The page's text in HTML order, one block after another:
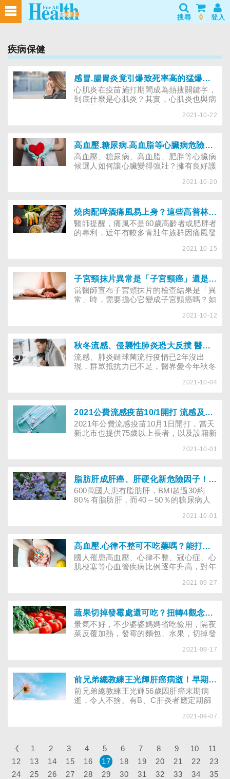
搜尋 0 登入
疾病保健
感冒.腸胃炎竟引爆致死率高的猛爆性心肌炎？怎麼警覺與治療？
心肌炎在疫苗施打期間成為熱搜關鍵字，
到底什麼是心肌炎？其實，心肌炎也與病
感冒病毒入侵心臟轉趨嚴重，可能變成猛
師告訴你！
2021-10-22
高血壓.糖尿病.高血脂等心臟病危險群 ５個護心好習慣這樣做
高血壓、糖尿病、高血脂、肥胖等心臟病
候選人如何讓心臟變得強壯？擁有良好護
弱，讓冠狀動脈硬化、心律不整、心肌梗
2021-10-20
燒肉配啤酒痛風易上身？這些高普林.高尿酸食物不能吃到飽
醫師提醒，痛風不是60歲高齡者或肥胖者
的專利，近年有較多青壯年族群因痛風發
發痛風？又有哪些美味的飲食比高普林的
2021-10-15
子宮頸抹片異常是「子宮頸癌」還是「癌前病變」？後續怎麼確診與治療？
當醫師宣布子宮頸抹片的檢查結果是「異
常」時，需要擔心它變成子宮頸癌嗎？如
罹患癌症了呢？又和「零期癌」、「原位
有哪些治療方法？
2021-10-12
秋冬流感、侵襲性肺炎恐大反撲 醫籲快打流感、新冠、肺炎鏈球菌3疫苗
流感、肺炎鏈球菌流行疫情已2年沒出
現，群眾抵抗力已不足，醫界憂今年秋冬
年因新冠肺炎期間，民眾防疫意識提升，
人數卻並未減少，因此醫界籲大眾除施打
新冠肺炎疫苗，趁10月1日起公費流感疫
苗施打，也盡快打流感及肺炎鏈球菌疫
苗！
2021-10-04
2021公費流感疫苗10/1開打 流感及肺炎鏈球菌疫苗需與新冠疫苗間隔7天
2021年公費流感疫苗10月1日開打，當天
新北市也提供75歲以上長者，以及設籍新
疫苗，以下提供公費流感疫苗施打時程及
菌疫苗！
2021-10-01
脂肪肝成肝癌、肝硬化新危險因子！４招逆轉肝功能
600萬國人患有脂肪肝，BMI超過30約
80％有脂肪肝，而40～50％的糖尿病人
胖、糖尿病等，都可能是造成脂肪肝的原
議，努力改善肝功能。
2021-10-01
高血壓.心律不整可不吃藥嗎？能打新冠疫苗、吃止痛藥嗎？藥師解開心臟病用藥疑問
國人罹患高血壓、心律不整、冠心症、心
肌梗塞等心血管疾病比例逐年升高，對年
頭痛難題。有的老人家排斥西藥。怕有副
致高血壓、心臟病控制成效不佳，其實，
心血管疾病的治療和用藥相輔相成，就由
專業藥師為您整理出常見迷思，且一一破
2021-09-27
蔬果切掉發霉處還可吃？扭轉4觀念，遠離黃麴毒素，降肝癌風險
景氣不好，不少婆婆媽媽省吃儉用，隔夜
菜反覆加熱，發霉的麵包、水果，切掉發
對身體的危害，比你想像得大！有些食物
2021-09-17
前兄弟總教練王光輝肝癌病逝！早期肝癌用微波消融術治療更快復原，什麼人適用？
前兄弟總教練王光輝56歲因肝癌末期病
逝，令人不捨。有B、C肝炎者應定期篩
12月1日微波消融術納入健保給付，加上
器。微波消融術具有治療時間短、消融範
圍可預測性高等優點，臨床顯示治療3～5
公分的中型肝癌有很好效果，快來了解哪
些人適用？
2021-09-07
《 1 2 3 4 5 6 7 8 9 10
11
12
13 14 15 16 17 18 19 20 21 22
23
24
25 26 27 28 29 30 31 32 33 34
35